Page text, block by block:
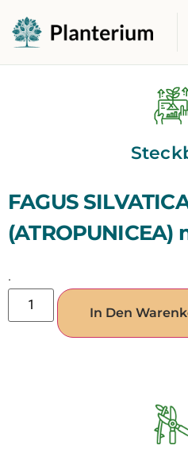
FAGUS
(ATROPUNICEA)
.
In Den